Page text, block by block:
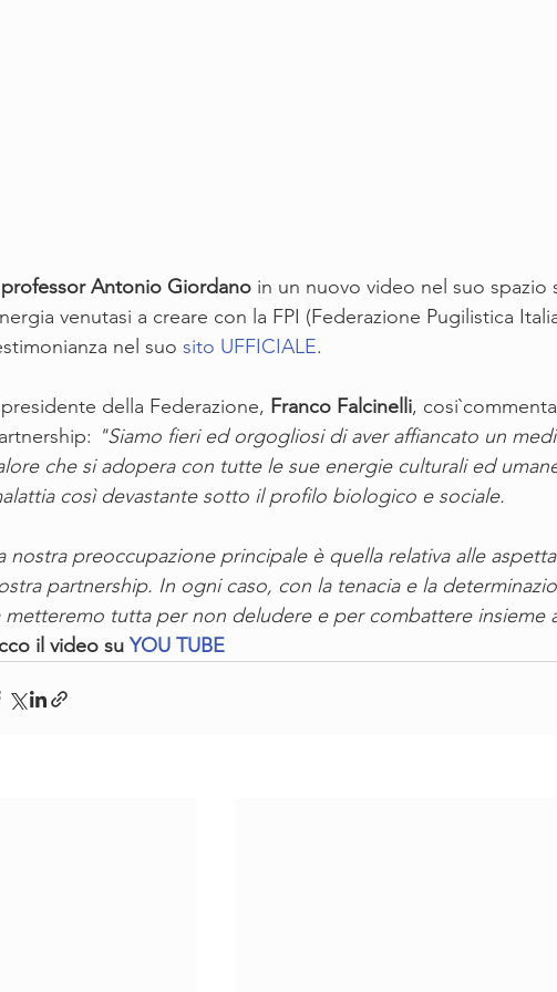
professor Antonio Giordano in un nuovo video nel suo spazio
venutasi a creare con la FPI (Federazione Pugilistica
nel suo sito UFFICIALE.
della Federazione, Franco Falcinelli,
"Siamo fieri ed orgogliosi di aver affiancato un
che si adopera con tutte le sue energie culturali ed
così devastante sotto il profilo biologico e sociale.
nostra preoccupazione principale è quella relativa alle
partnership. In ogni caso, con la tenacia e la
metteremo tutta per non deludere e per combattere insieme
il video su YOU TUBE